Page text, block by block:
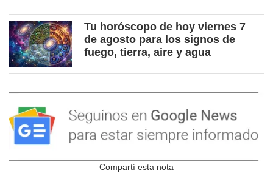
Tu horóscopo de hoy viernes 7
de agosto para los signos de
fuego, tierra, aire y agua